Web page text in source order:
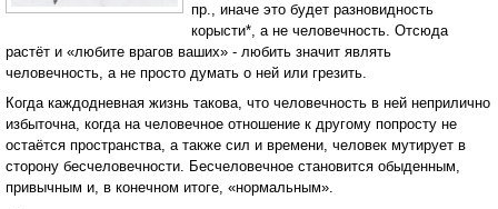
пр., иначе это будет разновидность
корысти*, а не человечность. Отсюда
растёт и «любите врагов ваших» - любить значит являть
человечность, а не просто думать о ней или грезить.
Когда каждодневная жизнь такова, что человечность в ней неприлично
избыточна, когда на человечное отношение к другому попросту не
остаётся пространства, а также сил и времени, человек мутирует в
сторону бесчеловечности. Бесчеловечное становится обыденным,
привычным и, в конечном итоге, «нормальным».